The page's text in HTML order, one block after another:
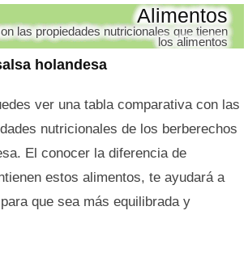
holandesa
Alimentos
las propiedades nutricionales que tienen
los alimentos
ver una tabla comparativa con las
nutricionales de los berberechos
El conocer la diferencia de
estos alimentos, te ayudará a
que sea más equilibrada y